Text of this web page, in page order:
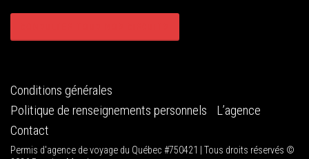
Conditions générales
Politique de renseignements personnels
L’agence
Contact
Permis d'agence de voyage du Québec #750421 | Tous droits réservés ©